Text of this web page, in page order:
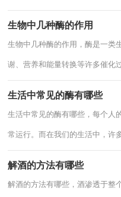
生物中几种酶的作用
生物中几种酶的作用，酶是一类
谢、营养和能量转换等许多催化
生活中常见的酶有哪些
生活中常见的酶有哪些，每个人
常运行。而在我们的生活中，许
解酒的方法有哪些
解酒的方法有哪些，酒渗透于整